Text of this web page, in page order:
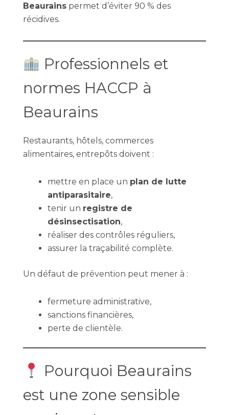
Beaurains permet d’éviter 90 % des
récidives.
Professionnels et
normes HACCP à
Beaurains
Restaurants, hôtels, commerces
alimentaires, entrepôts doivent :
mettre en place un plan de lutte
antiparasitaire,
tenir un registre de
désinsectisation,
réaliser des contrôles réguliers,
assurer la traçabilité complète.
Un défaut de prévention peut mener à :
fermeture administrative,
sanctions financières,
perte de clientèle.
Pourquoi Beaurains
est une zone sensible